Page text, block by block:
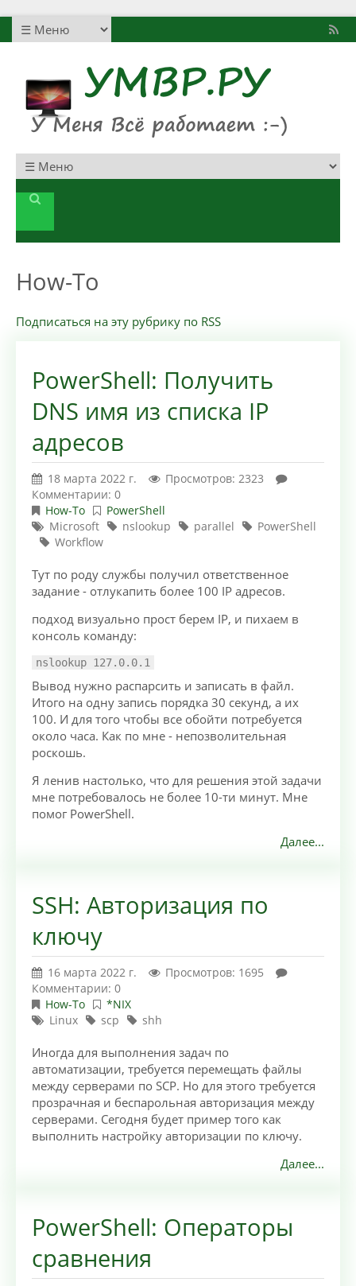
How-To
Подписаться на эту рубрику по RSS
PowerShell: Получить
DNS имя из списка IP
адресов
18 марта 2022 г.
Просмотров: 2323
Комментарии: 0
How-To
PowerShell
Microsoft
nslookup parallel
PowerShell
Workflow
Тут по роду службы получил ответственное
задание - отлукапить более 100 IP адресов.
подход визуально прост берем IP, и пихаем в
консоль команду:
nslookup 127.0.0.1
Вывод нужно распарсить и записать в файл.
Итого на одну запись порядка 30 секунд, а их
100. И для того чтобы все обойти потребуется
около часа. Как по мне - непозволительная
роскошь.
Я ленив настолько, что для решения этой задачи
мне потребовалось не более 10-ти минут. Мне
помог PowerShell.
Далее...
SSH: Авторизация по
ключу
16 марта 2022 г.
Просмотров: 1695
Комментарии: 0
How-To
*NIX
Linux
scp shh
Иногда для выполнения задач по
автоматизации, требуется перемещать файлы
между серверами по SCP. Но для этого требуется
прозрачная и беспарольная авторизация между
серверами. Сегодня будет пример того как
выполнить настройку авторизации по ключу.
Далее...
PowerShell: Операторы
сравнения